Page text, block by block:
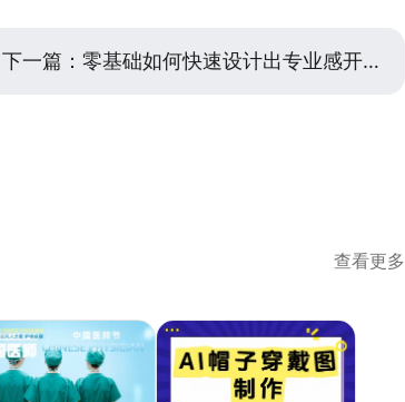
下一篇： 零基础如何快速设计出专业感开屏banner？
查看更多